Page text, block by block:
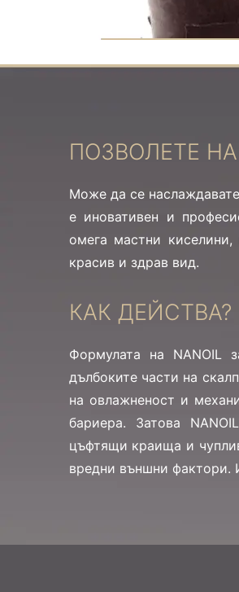
ПОЗВОЛЕТЕ
Може да се
е иновативен и
омега мастни
красив и здрав вид.
КАК ДЕЙСТВА?
Формулата на NANOIL
дълбоките части на
на овлажненост и
бариера. Затова
цъфтящи краища и
вредни външни фактори.